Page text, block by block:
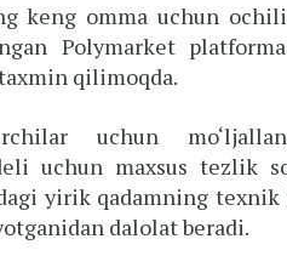
keng omma uchun
Polymarket
qilimoqda.
uchun
uchun maxsus tezlik
yirik qadamning texnik
dalolat beradi.